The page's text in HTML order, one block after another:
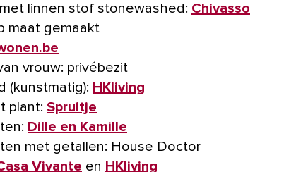
linnen stof stonewashed: Chivasso
maat gemaakt
vrouw: privébezit
(kunstmatig): HKliving
plant: Spruitje
Dille en Kamille
met getallen: House Doctor
Vivante en HKliving